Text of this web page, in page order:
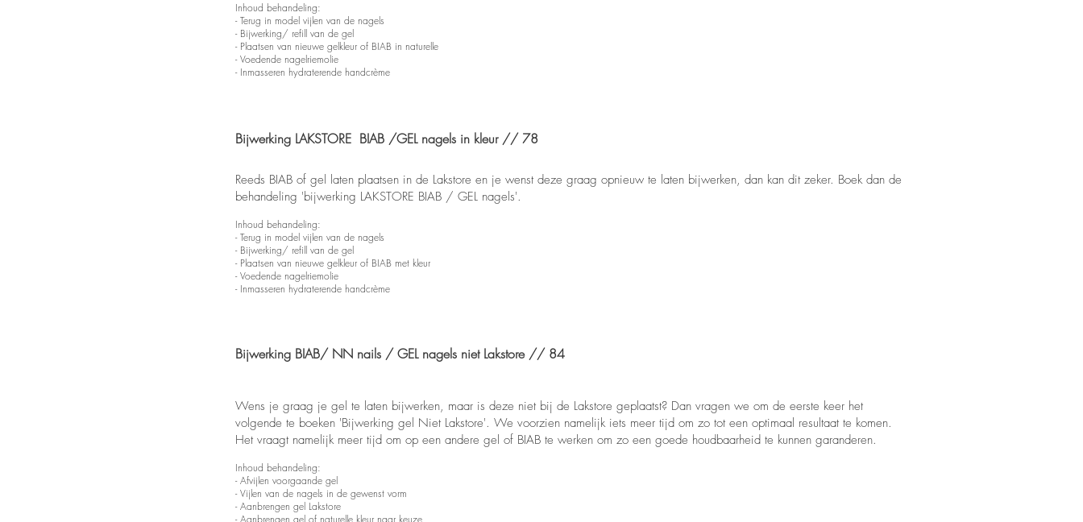
Inhoud behandeling:
- Terug in model vijlen van de nagels
- Bijwerking/ refill van de gel
- Plaatsen van nieuwe gelkleur of BIAB in naturelle
- Voedende nagelriemolie
- Inmasseren hydraterende handcrème
Bijwerking LAKSTORE BIAB /GEL nagels in kleur // 78
Reeds BIAB of gel laten plaatsen in de Lakstore en je wenst deze graag opnieuw te laten bijwerken, dan kan dit zeker. Boek dan de
behandeling 'bijwerking LAKSTORE BIAB / GEL nagels'.
Inhoud behandeling:
- Terug in model vijlen van de nagels
- Bijwerking/ refill van de gel
- Plaatsen van nieuwe gelkleur of BIAB met kleur
- Voedende nagelriemolie
- Inmasseren hydraterende handcrème
Bijwerking BIAB/ NN nails / GEL nagels niet Lakstore // 84
Wens je graag je gel te laten bijwerken, maar is deze niet bij de Lakstore geplaatst? Dan vragen we om de eerste keer het
volgende te boeken 'Bijwerking gel Niet Lakstore'. We voorzien namelijk iets meer tijd om zo tot een optimaal resultaat te komen.
Het vraagt namelijk meer tijd om op een andere gel of BIAB te werken om zo een goede houdbaarheid te kunnen garanderen.
Inhoud behandeling:
- Afvijlen voorgaande gel
- Vijlen van de nagels in de gewenst vorm
- Aanbrengen gel Lakstore
- Aanbrengen gel of naturelle kleur naar keuze